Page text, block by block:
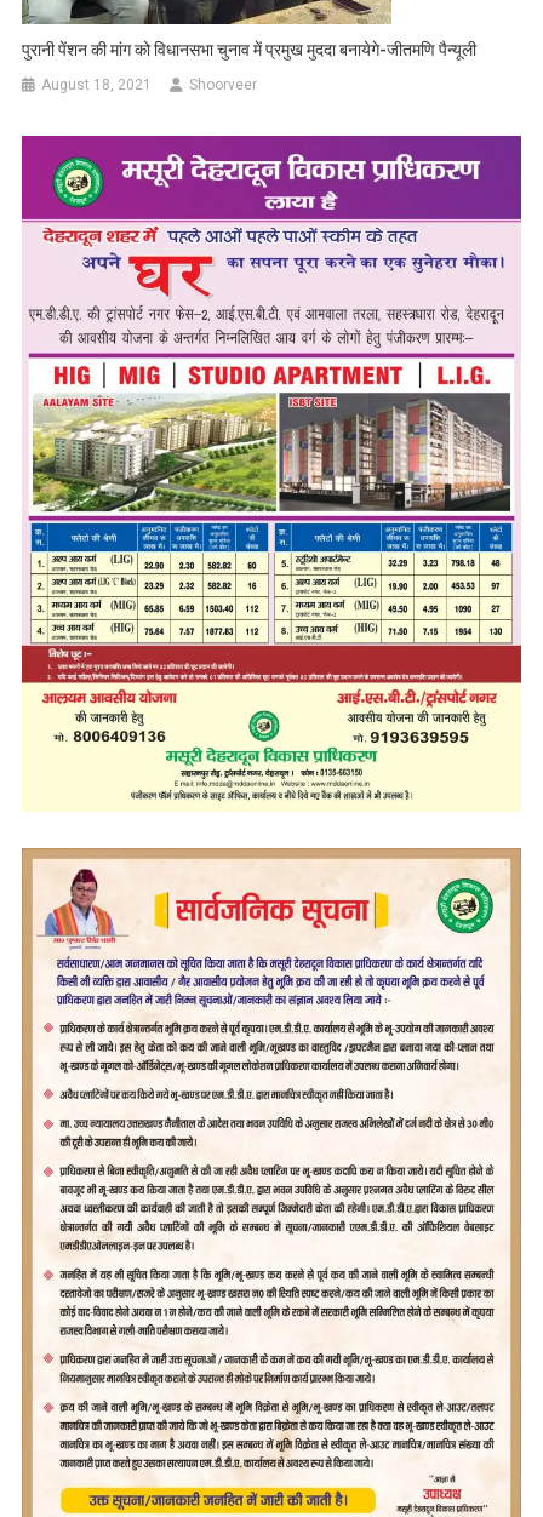
पुरानी पेंशन की मांग को विधानसभा चुनाव में प्रमुख मुददा बनायेगे-जीतमणि पैन्यूली
August 18, 2021 Shoorveer